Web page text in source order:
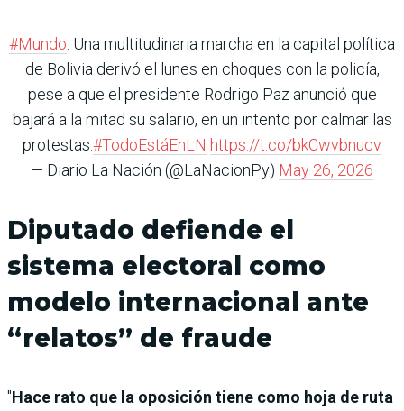
#Mundo . Una multitudinaria marcha en la capital política
de Bolivia derivó el lunes en choques con la policía,
pese a que el presidente Rodrigo Paz anunció que
bajará a la mitad su salario, en un intento por calmar las
protestas.#TodoEstáEnLN https://t.co/bkCwvbnucv
— Diario La Nación (@LaNacionPy) May 26, 2026
Diputado defiende el
sistema electoral como
modelo internacional ante
“relatos” de fraude
"Hace rato que la oposición tiene como hoja de ruta